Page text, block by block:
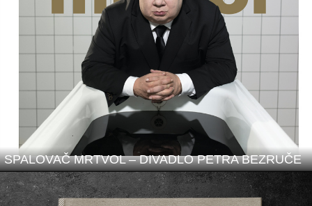
SPALOVAČ MRTVOL – DIVADLO PETRA BEZRUČE